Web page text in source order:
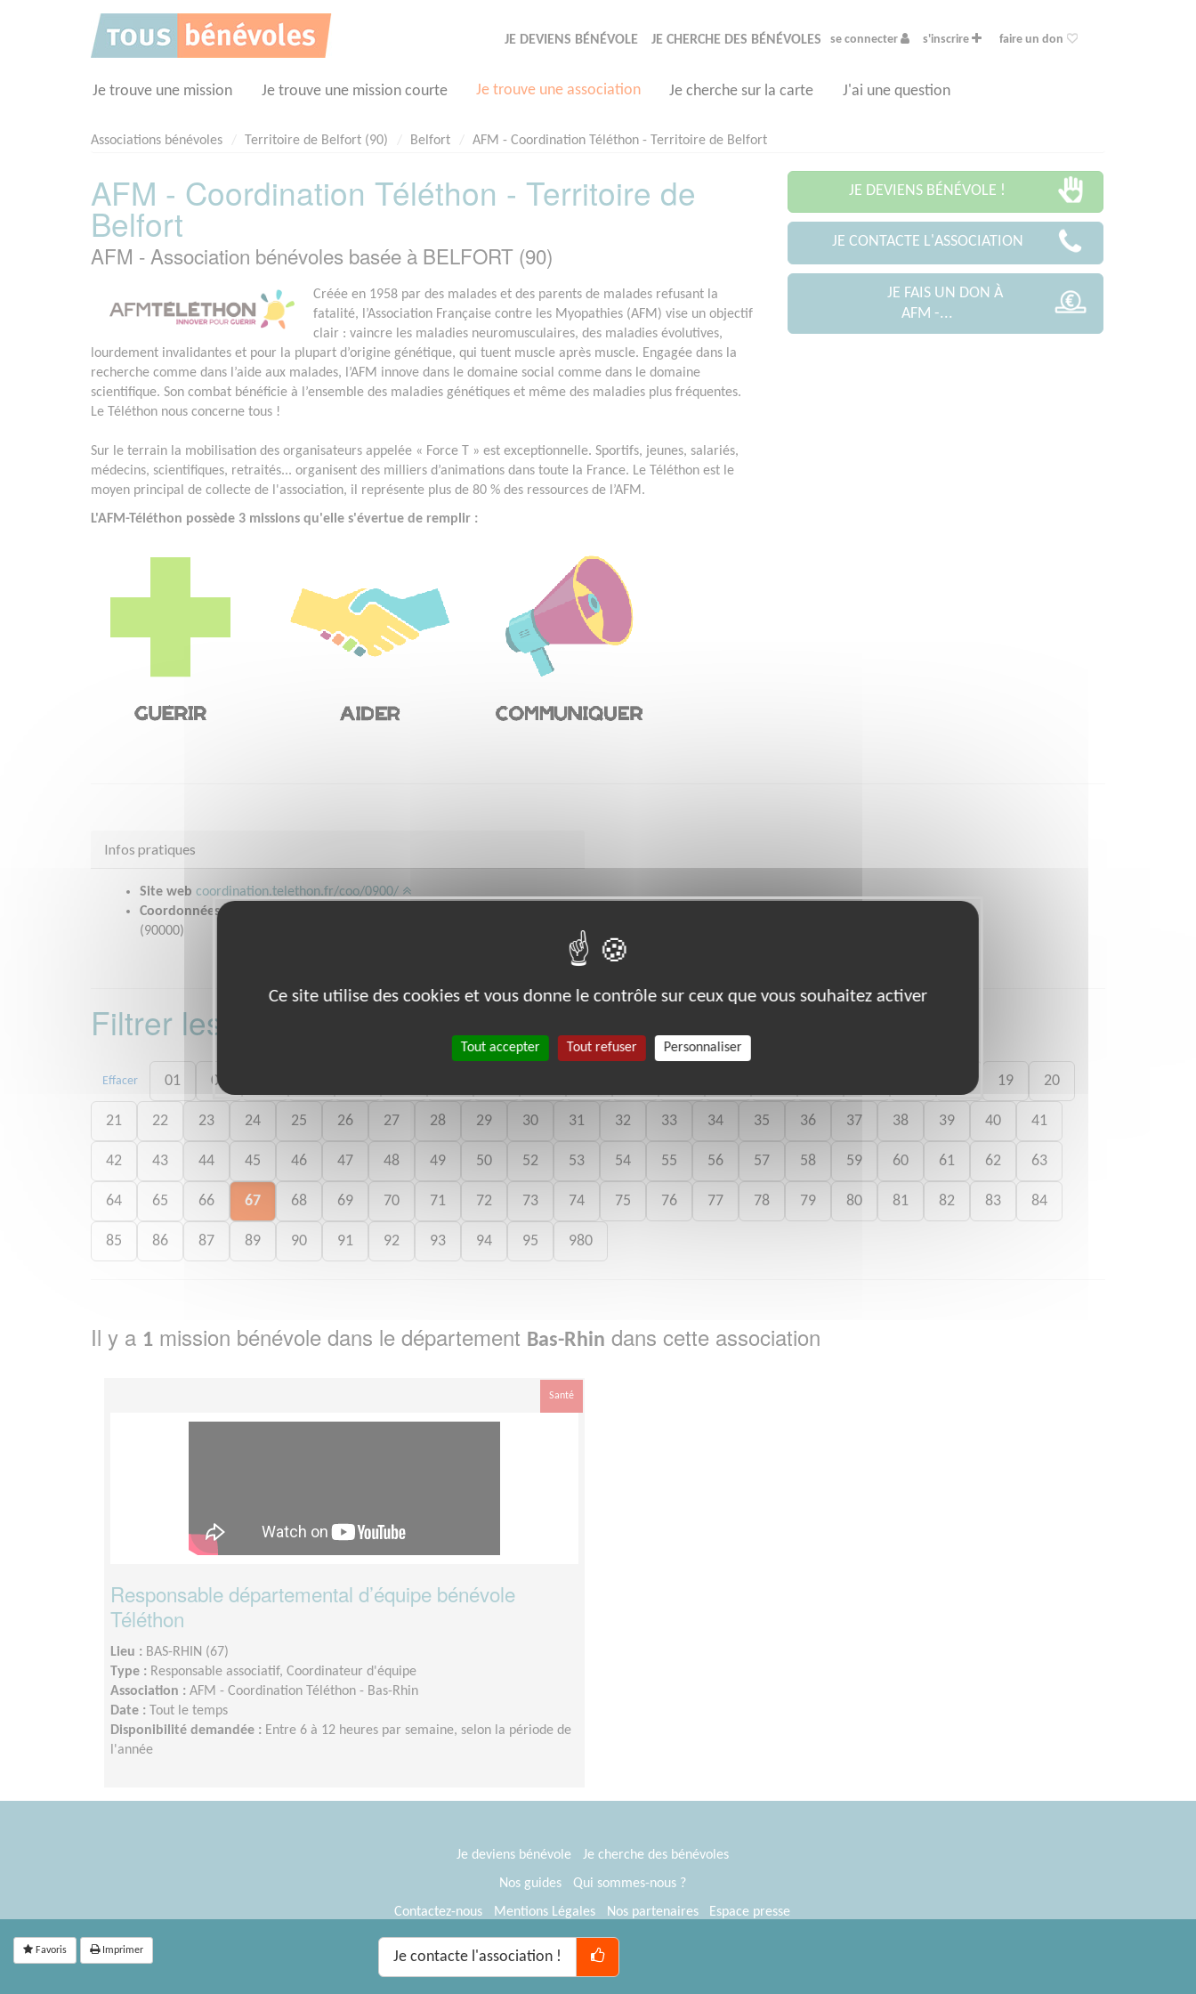
JE DEVIENS BÉNÉVOLE JE CHERCHE DES BÉNÉVOLES se connecter s'inscrire faire un don
Je trouve une mission Je trouve une mission courte Je trouve une association Je cherche sur la carte J'ai une question
Associations bénévoles Territoire de Belfort (90) Belfort AFM - Coordination Téléthon - Territoire de Belfort
AFM - Coordination Téléthon - Territoire de
Belfort
AFM - Association bénévoles basée à BELFORT (90)
Créée en 1958 par des malades et des parents de malades refusant la
fatalité, l’Association Française contre les Myopathies (AFM) vise un objectif
clair : vaincre les maladies neuromusculaires, des maladies évolutives,
lourdement invalidantes et pour la plupart d’origine génétique, qui tuent muscle après muscle. Engagée dans la
recherche comme dans l’aide aux malades, l’AFM innove dans le domaine social comme dans le domaine
scientifique. Son combat bénéficie à l’ensemble des maladies génétiques et même des maladies plus fréquentes.
Le Téléthon nous concerne tous !
Sur le terrain la mobilisation des organisateurs appelée « Force T » est exceptionnelle. Sportifs, jeunes, salariés,
médecins, scientifiques, retraités... organisent des milliers d’animations dans toute la France. Le Téléthon est le
moyen principal de collecte de l'association, il représente plus de 80 % des ressources de l’AFM.
L'AFM-Téléthon possède 3 missions qu'elle s'évertue de remplir :
JE DEVIENS BÉNÉVOLE !
JE CONTACTE L'ASSOCIATION
JE FAIS UN DON À
AFM -...
Infos pratiques
Site web coordination.telethon.fr/coo/0900/
CoordonnéesCité des Associations, Rue Jean-Pierre Melville BELFORT
(90000)
Filtrer les missions bénévoles par département :
Effacer 01 02 19 20
21 22 23 24 25 26 27 28 29 30 31 32 33 34 35 36 37 38 39 40 41
42 43 44 45 46 47 48 49 50 52 53 54 55 56 57 58 59 60 61 62 63
64 65 66 67 68 69 70 71 72 73 74 75 76 77 78 79 80 81 82 83 84
85 86 87 89 90 91 92 93 94 95 980
Il y a 1 mission bénévole dans le département Bas-Rhin dans cette association
Santé
Responsable départemental d’équipe bénévole
Téléthon
Lieu : BAS-RHIN (67)
Type : Responsable associatif, Coordinateur d'équipe
Association : AFM - Coordination Téléthon - Bas-Rhin
Date :
Tout le temps
Disponibilité demandée : Entre 6 à 12 heures par semaine, selon la période de
l'année
Favoris Imprimer Je contacte l'association !
Je deviens bénévole
Je cherche des bénévoles
Nos guides
Qui sommes-nous ?
Contactez-nous
Mentions Légales Nos partenaires
Espace presse
® Tous Bénévoles 2012-2026
Ce site utilise des cookies et vous donne le contrôle sur ceux que vous souhaitez activer
Tout accepter Tout refuser Personnaliser